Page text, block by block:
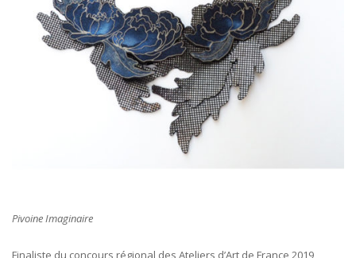
Pivoine Imaginaire
Finaliste du concours régional des Ateliers d’Art de France 2019